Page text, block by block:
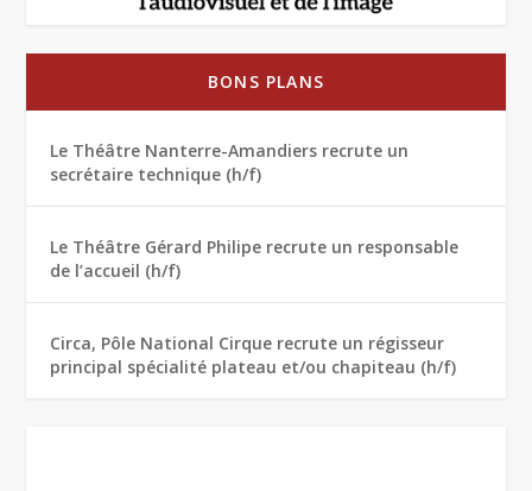
BONS PLANS
Le Théâtre Nanterre-Amandiers recrute un
secrétaire technique (h/f)
Le Théâtre Gérard Philipe recrute un responsable
de l’accueil (h/f)
Circa, Pôle National Cirque recrute un régisseur
principal spécialité plateau et/ou chapiteau (h/f)